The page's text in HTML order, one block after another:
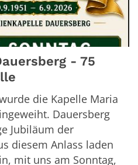
- 75
die Kapelle Maria
Dauersberg
Jubiläum der
diesem Anlass laden
mit uns am Sonntag,